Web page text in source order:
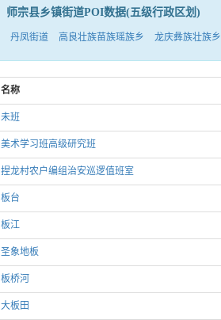
师宗县乡镇街道POI数据(五级行政区划)
丹凤街道 高良壮族苗族瑶族乡 龙庆彝族壮族乡
名称
未班
美术学习班高级研究班
捏龙村农户编组治安巡逻值班室
板台
板江
圣象地板
板桥河
大板田